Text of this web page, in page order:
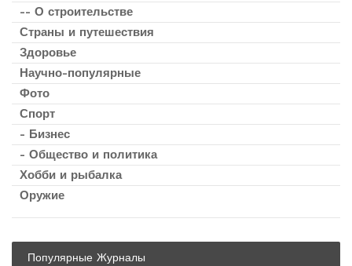
-- О строительстве
Страны и путешествия
Здоровье
Научно-популярные
Фото
Спорт
- Бизнес
- Общество и политика
Хобби и рыбалка
Оружие
Популярные Журналы